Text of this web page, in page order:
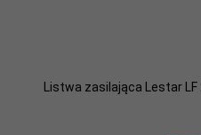
Listwa zasilająca Lestar